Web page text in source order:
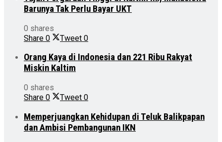
Barunya Tak Perlu Bayar UKT
0 shares
Share 0 Tweet 0
Orang Kaya di Indonesia dan 221 Ribu Rakyat
Miskin Kaltim
0 shares
Share 0 Tweet 0
Memperjuangkan Kehidupan di Teluk Balikpapan
dan Ambisi Pembangunan IKN